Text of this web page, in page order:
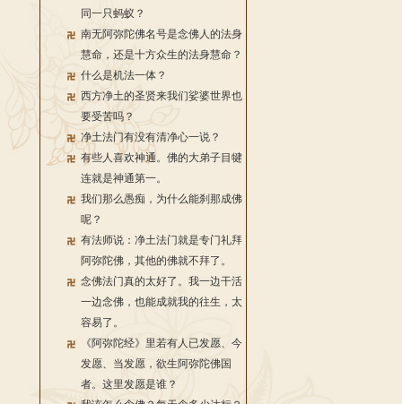
同一只蚂蚁？
南无阿弥陀佛名号是念佛人的法身
慧命，还是十方众生的法身慧命？
什么是机法一体？
西方净土的圣贤来我们娑婆世界也
要受苦吗？
净土法门有没有清净心一说？
有些人喜欢神通。佛的大弟子目犍
连就是神通第一。
我们那么愚痴，为什么能刹那成佛
呢？
有法师说：净土法门就是专门礼拜
阿弥陀佛，其他的佛就不拜了。
念佛法门真的太好了。我一边干活
一边念佛，也能成就我的往生，太
容易了。
《阿弥陀经》里若有人已发愿、今
发愿、当发愿，欲生阿弥陀佛国
者。这里发愿是谁？